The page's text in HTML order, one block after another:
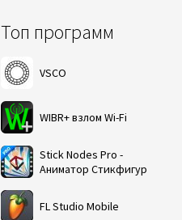
Топ программ
VSCO
WIBR+ взлом Wi-Fi
Stick Nodes Pro -
Аниматор Стикфигур
FL Studio Mobile